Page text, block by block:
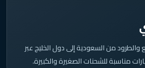
من السعودية إلى دول الخليج عبر
مناسبة للشحنات الصغيرة والكبيرة.